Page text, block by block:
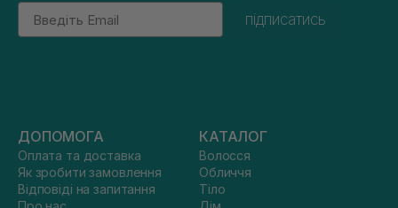
Email
підписатись
ДОПОМОГА
Оплата та доставка
Як зробити замовлення
Відповіді на запитання
КАТАЛОГ
Волосся
Обличчя
Тіло